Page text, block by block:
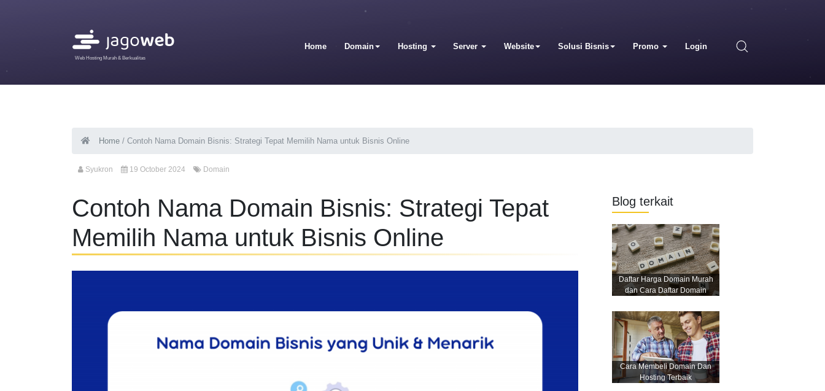
Web Hosting Murah & Berkualitas
Home Domain Hosting Server Website Solusi Bisnis Promo Login
Home / Contoh Nama Domain Bisnis: Strategi Tepat Memilih Nama untuk Bisnis Online
Syukron 19 October 2024 Domain
Contoh Nama Domain Bisnis: Strategi Tepat
Memilih Nama untuk Bisnis Online
Blog terkait
Daftar Harga Domain Murah
dan Cara Daftar Domain
Cara Membeli Domain Dan
Hosting Terbaik